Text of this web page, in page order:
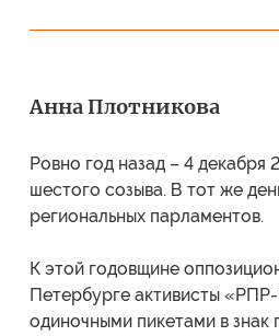
Анна Плотникова
Ровно год назад – 4 декабря
шестого созыва. В тот же
региональных парламентов.
К этой годовщине
Петербурге активисты
одиночными пикетами в знак